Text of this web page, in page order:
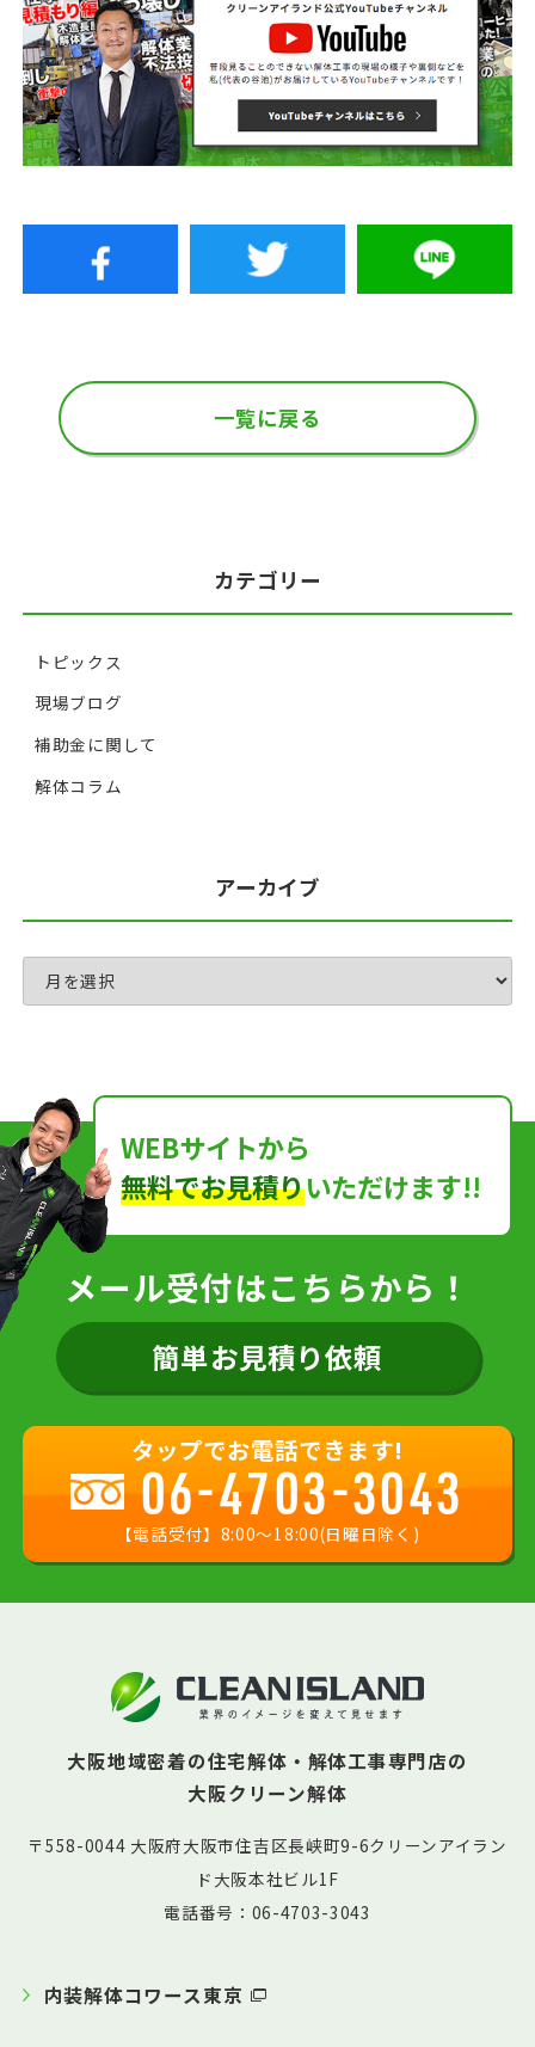
一覧に戻る
カテゴリー
トピックス
現場ブログ
補助金に関して
解体コラム
アーカイブ
WEBサイトから
無料でお見積りいただけます!!
メール受付はこちらから！
簡単お見積り依頼
タップでお電話できます!
06-4703-3043
【電話受付】8:00〜18:00(日曜日除く)
大阪地域密着の住宅解体・解体工事専門店の
大阪クリーン解体
〒558-0044 大阪府大阪市住吉区長峡町9-6クリーンアイラン
ド大阪本社ビル1F
電話番号：06-4703-3043
内装解体コワース東京